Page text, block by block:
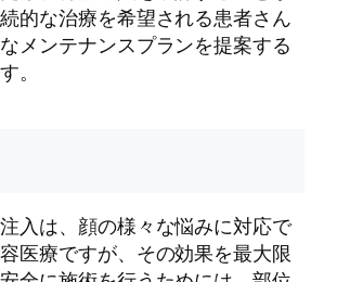
的な治療を希望される患者さん
メンテナンスプランを提案する
。
入は、顔の様々な悩みに対応で
医療ですが、その効果を最大限